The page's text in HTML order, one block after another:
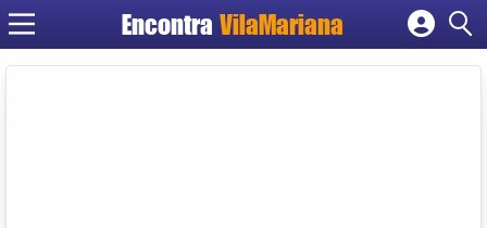
EncontraVilaMariana
Cadastrar empresa